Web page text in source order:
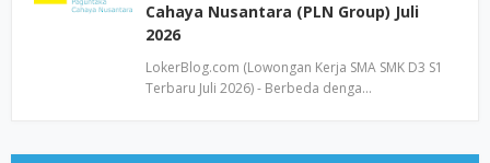
Cahaya Nusantara (PLN Group) Juli
2026
LokerBlog.com (Lowongan Kerja SMA SMK D3 S1
Terbaru Juli 2026) - Berbeda denga…